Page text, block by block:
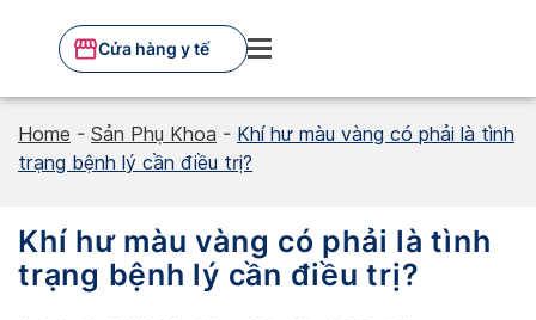
content
Cửa hàng y tế
Home - Sản Phụ Khoa - Khí hư màu vàng có phải là tình
trạng bệnh lý cần điều trị?
Khí hư màu vàng có phải là tình
trạng bệnh lý cần điều trị?